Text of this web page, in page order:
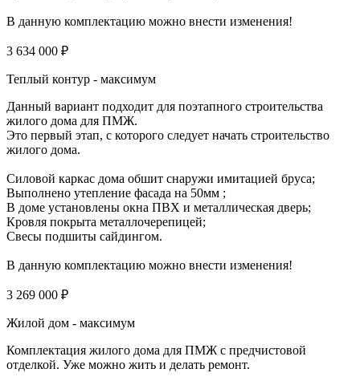
В данную комплектацию можно внести изменения!
3 634 000 ₽
Теплый контур - максимум
Данный вариант подходит для поэтапного строительства
жилого дома для ПМЖ.
Это первый этап, с которого следует начать строительство
жилого дома.
Силовой каркас дома обшит снаружи имитацией бруса;
Выполнено утепление фасада на 50мм ;
В доме установлены окна ПВХ и металлическая дверь;
Кровля покрыта металлочерепицей;
Свесы подшиты сайдингом.
В данную комплектацию можно внести изменения!
3 269 000 ₽
Жилой дом - максимум
Комплектация жилого дома для ПМЖ с предчистовой
отделкой. Уже можно жить и делать ремонт.